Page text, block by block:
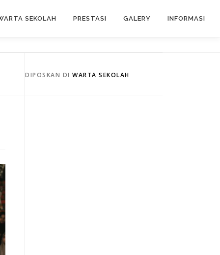
SEKOLAH PRESTASI GALERY INFORMASI
DIPOSKAN DI WARTA SEKOLAH